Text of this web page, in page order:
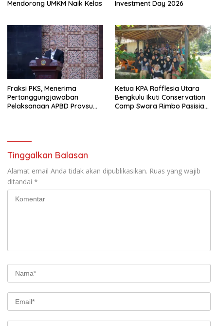
Mendorong UMKM Naik Kelas Investment Day 2026
Fraksi PKS, Menerima
Pertanggungjawaban
Pelaksanaan APBD Provsu
Ketua KPA Rafflesia Utara
Bengkulu Ikuti Conservation
Camp Swara Rimbo Pasisia
Tinggalkan Balasan
Alamat email Anda tidak akan dipublikasikan. Ruas yang wajib
ditandai *